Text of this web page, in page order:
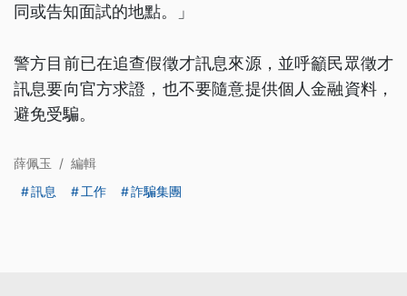
同或告知面試的地點。」
警方目前已在追查假徵才訊息來源，並呼籲民眾徵才
訊息要向官方求證，也不要隨意提供個人金融資料，
避免受騙。
薛佩玉 / 編輯
訊息
工作 詐騙集團